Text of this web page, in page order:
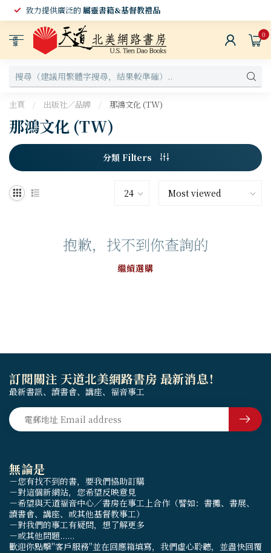
致力提供廣泛的屬靈書籍&基督教禮品
選
單
0
主頁 / 出版社／品牌 / 那鴻文化 (TW)
那鴻文化 (TW)
分類 Filters
抱歉，找不到你查詢的
繼續選購
無論是
－您有找不到的書，要我們協助訂購
－對這個新網站，您希望反映意見
－希望與天道福音中心／書房在事工上合作（譬如：書攤、書展、
讀書會、講座、或其他基督教事工）
－對我們的事工有疑問，想了解更多
－或其他問題......
歡迎你點擊"客戶服務"並在回應箱填寫，我們虛心聆聽，並盡快回覆
訂閱關注 天道北美網路書房 最新消息！
最新書訊、讀書會、講座、福音事工